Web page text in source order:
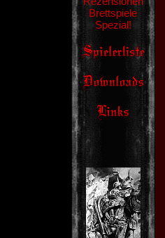
Brettspiele
Spezial!